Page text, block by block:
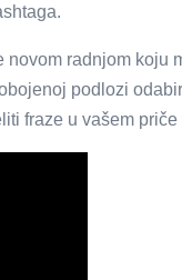
radnjom koju
podlozi
fraze u vašem priče